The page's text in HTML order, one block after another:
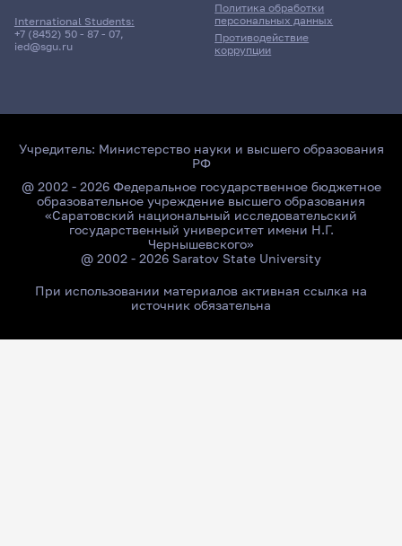
International Students:
+7 (8452) 50 - 87 - 07,
ied@sgu.ru
Политика обработки
персональных данных
Противодействие
коррупции
Учредитель: Министерство науки и высшего образования
РФ
@ 2002 - 2026 Федеральное государственное бюджетное
образовательное учреждение высшего образования
«Саратовский национальный исследовательский
государственный университет имени Н.Г.
Чернышевского»
@ 2002 - 2026 Saratov State University
При использовании материалов активная ссылка на
источник обязательна